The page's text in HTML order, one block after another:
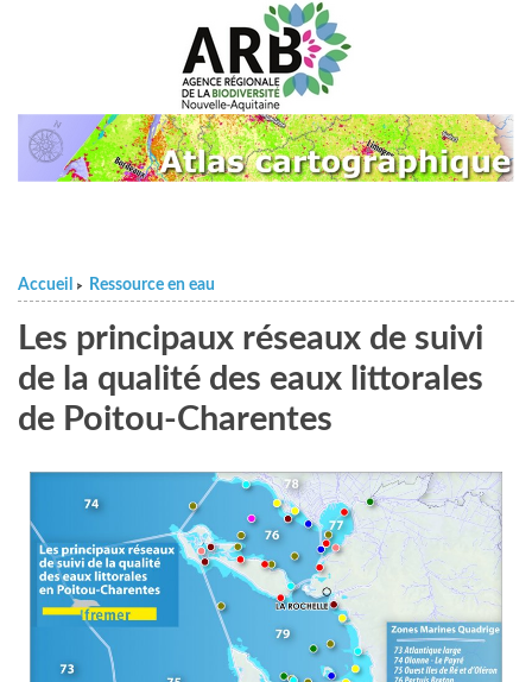
Accueil > Ressource en eau
Les principaux réseaux de suivi
de la qualité des eaux littorales
de Poitou-Charentes